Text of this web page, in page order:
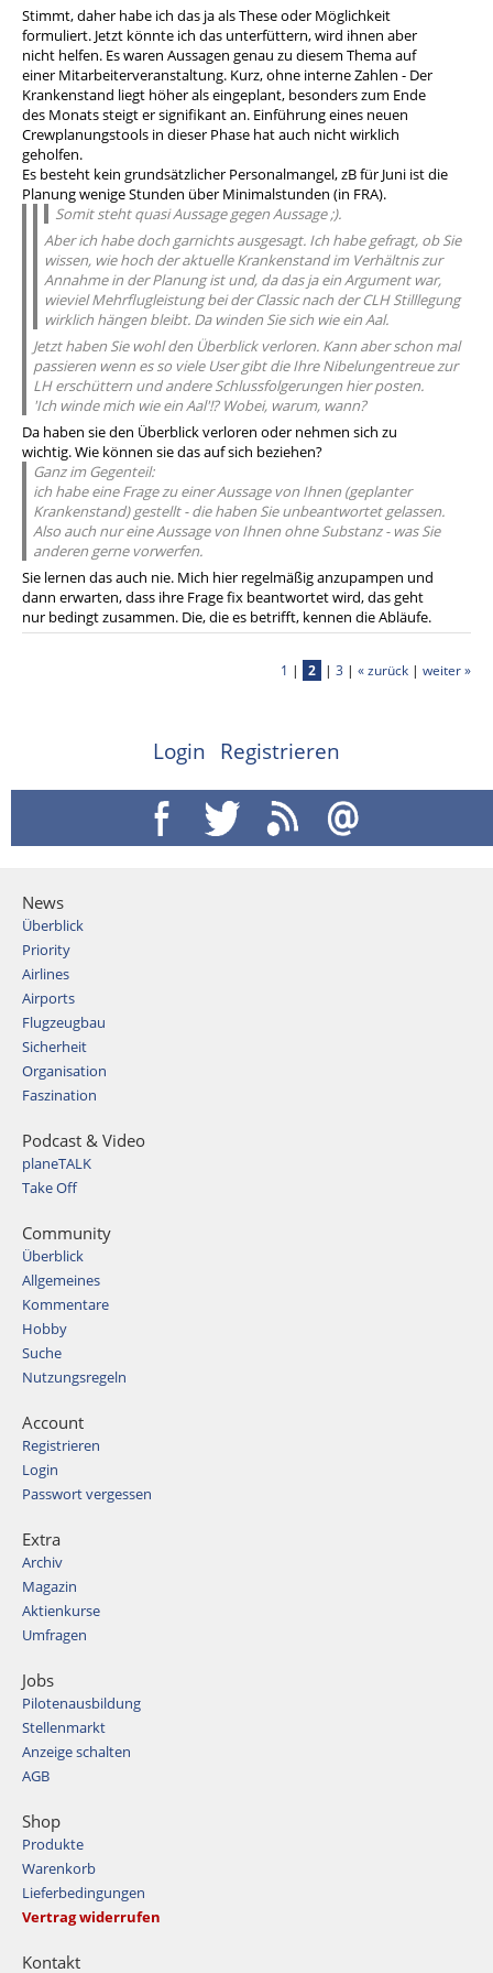
Stimmt, daher habe ich das ja als These oder Möglichkeit
formuliert. Jetzt könnte ich das unterfüttern, wird ihnen aber
nicht helfen. Es waren Aussagen genau zu diesem Thema auf
einer Mitarbeiterveranstaltung. Kurz, ohne interne Zahlen - Der
Krankenstand liegt höher als eingeplant, besonders zum Ende
des Monats steigt er signifikant an. Einführung eines neuen
Crewplanungstools in dieser Phase hat auch nicht wirklich
geholfen.
Es besteht kein grundsätzlicher Personalmangel, zB für Juni ist die
Planung wenige Stunden über Minimalstunden (in FRA).
Somit steht quasi Aussage gegen Aussage ;).
Aber ich habe doch garnichts ausgesagt. Ich habe gefragt, ob Sie
wissen, wie hoch der aktuelle Krankenstand im Verhältnis zur
Annahme in der Planung ist und, da das ja ein Argument war,
wieviel Mehrflugleistung bei der Classic nach der CLH Stilllegung
wirklich hängen bleibt. Da winden Sie sich wie ein Aal.
Jetzt haben Sie wohl den Überblick verloren. Kann aber schon mal
passieren wenn es so viele User gibt die Ihre Nibelungentreue zur
LH erschüttern und andere Schlussfolgerungen hier posten.
'Ich winde mich wie ein Aal'!? Wobei, warum, wann?
Da haben sie den Überblick verloren oder nehmen sich zu
wichtig. Wie können sie das auf sich beziehen?
Ganz im Gegenteil:
ich habe eine Frage zu einer Aussage von Ihnen (geplanter
Krankenstand) gestellt - die haben Sie unbeantwortet gelassen.
Also auch nur eine Aussage von Ihnen ohne Substanz - was Sie
anderen gerne vorwerfen.
Sie lernen das auch nie. Mich hier regelmäßig anzupampen und
dann erwarten, dass ihre Frage fix beantwortet wird, das geht
nur bedingt zusammen. Die, die es betrifft, kennen die Abläufe.
1 | 2 | 3 | « zurück | weiter »
Login Registrieren
News
Überblick
Priority
Airlines
Airports
Flugzeugbau
Sicherheit
Organisation
Faszination
Podcast & Video
planeTALK
Take Off
Community
Überblick
Allgemeines
Kommentare
Hobby
Suche
Nutzungsregeln
Account
Registrieren
Login
Passwort vergessen
Extra
Archiv
Magazin
Aktienkurse
Umfragen
Jobs
Pilotenausbildung
Stellenmarkt
Anzeige schalten
AGB
Shop
Produkte
Warenkorb
Lieferbedingungen
Vertrag widerrufen
Kontakt